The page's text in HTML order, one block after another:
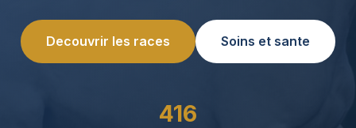
Decouvrir les races Soins et sante
416